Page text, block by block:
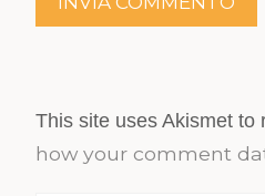
This site uses Akismet to
how your comment